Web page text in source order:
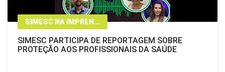
SIMESC NA IMPREN...
SIMESC PARTICIPA DE REPORTAGEM SOBRE
PROTEÇÃO AOS PROFISSIONAIS DA SAÚDE